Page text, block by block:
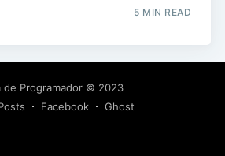
5 MIN READ
de Programador © 2023
Facebook Ghost